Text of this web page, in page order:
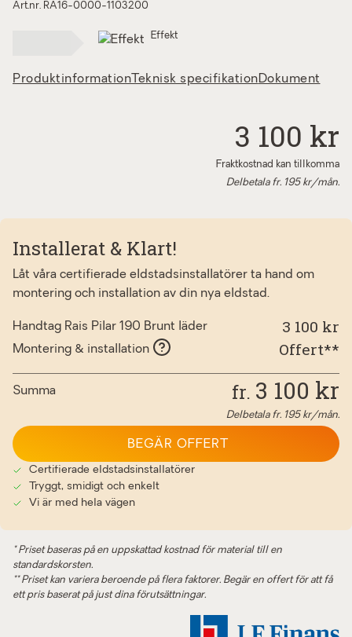
Art.nr. RA16-0000-1103200
Effekt
Produktinformation Teknisk specifikationDokument
3 100 kr
Fraktkostnad kan tillkomma
Delbetala fr. 195kr/mån.
Installerat & Klart!
Låt våra certifierade eldstadsinstallatörer ta hand om
montering och installation av din nya eldstad.
Handtag Rais Pilar 190 Brunt läder 3 100 kr
Montering & installation Offert**
Summa fr. 3 100 kr
Delbetala fr. 195kr/mån.
Certifierade eldstadsinstallatörer
Tryggt, smidigt och enkelt
Vi är med hela vägen
BEGÄR OFFERT
* Priset baseras på en uppskattad kostnad för material till en
standardskorsten.
** Priset kan variera beroende på flera faktorer. Begär en offert för att få
ett pris baserat på just dina förutsättningar.